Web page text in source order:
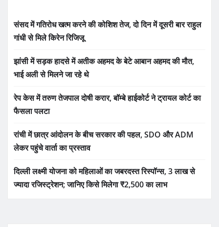
संसद में गतिरोध खत्म करने की कोशिश तेज, दो दिन में दूसरी बार राहुल
गांधी से मिले किरेन रिजिजू
झांसी में सड़क हादसे में अतीक अहमद के बेटे आबान अहमद की मौत,
भाई अली से मिलने जा रहे थे
रेप केस में तरुण तेजपाल दोषी करार, बॉम्बे हाईकोर्ट ने ट्रायल कोर्ट का
फैसला पलटा
रांची में छात्र आंदोलन के बीच सरकार की पहल, SDO और ADM
लेकर पहुंचे वार्ता का प्रस्ताव
दिल्ली लक्ष्मी योजना को महिलाओं का जबरदस्त रिस्पॉन्स, 3 लाख से
ज्यादा रजिस्ट्रेशन; जानिए किसे मिलेगा ₹2,500 का लाभ